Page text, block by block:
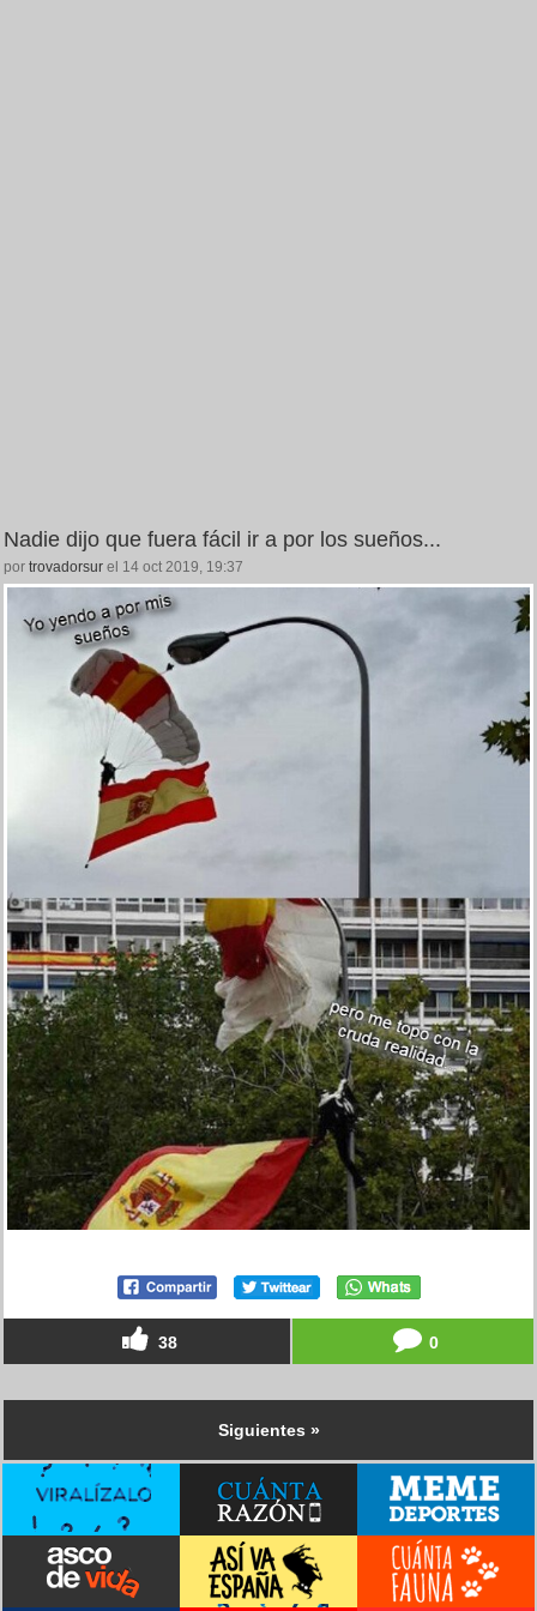
Nadie dijo que fuera fácil ir a por los sueños...
por trovadorsur el 14 oct 2019, 19:37
38 0
Siguientes »